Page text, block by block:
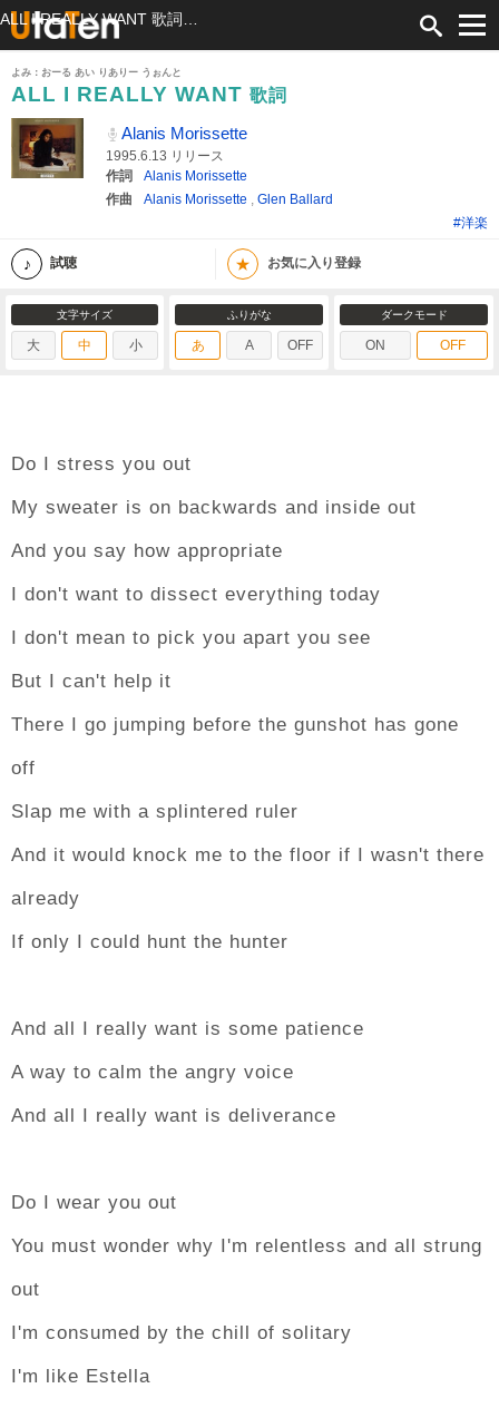
よみ：おーる あい りありー うぉんと
ALL I REALLY WANT 歌詞
Alanis Morissette
1995.6.13 リリース
作詞
Alanis Morissette
作曲
Alanis Morissette , Glen Ballard
#洋楽
試聴 ★ お気に入り登録
文字サイズ
大 中 小
ふりがな
あ A OFF
ダークモード
ON OFF
Do I stress you out
My sweater is on backwards and inside out
And you say how appropriate
I don't want to dissect everything today
I don't mean to pick you apart you see
But I can't help it
There I go jumping before the gunshot has gone
off
Slap me with a splintered ruler
And it would knock me to the floor if I wasn't there
already
If only I could hunt the hunter
And all I really want is some patience
A way to calm the angry voice
And all I really want is deliverance
Do I wear you out
You must wonder why I'm relentless and all strung
out
I'm consumed by the chill of solitary
I'm like Estella